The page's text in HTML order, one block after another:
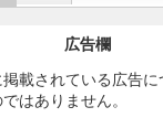
広告欄
載されている広告
はありません。